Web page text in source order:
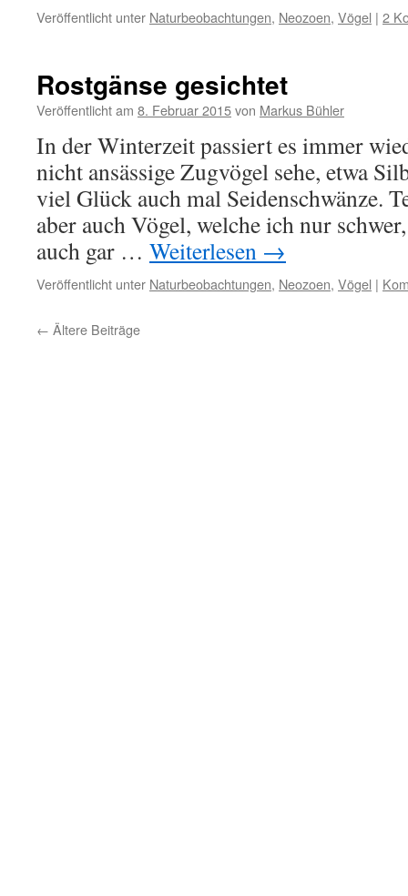
Veröffentlicht unter Naturbeobachtungen, Neozoen, Vögel | 2
Rostgänse gesichtet
Veröffentlicht am 8. Februar 2015von Markus Bühler
In der Winterzeit passiert es immer
nicht ansässige Zugvögel sehe, etwa
viel Glück auch mal Seidenschwänze.
aber auch Vögel, welche ich nur
auch gar … Weiterlesen →
Veröffentlicht unter Naturbeobachtungen, Neozoen, Vögel |
← Ältere Beiträge